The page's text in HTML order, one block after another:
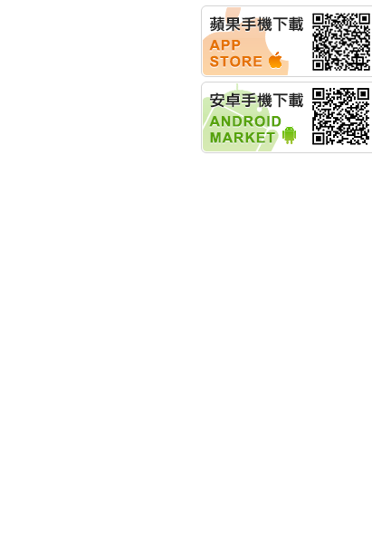
華旭先進:代重要子公司
碩通散熱股份有限公司
公告董事會通過發言人
及代理發
華旭先進:代重要子公司
碩通散熱股份有限公司
公告董事會決議發行員
工認股權
華旭先進:代重要子公司